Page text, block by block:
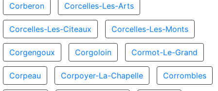
Corberon Corcelles-Les-Arts
Corcelles-Les-Citeaux Corcelles-Les-Monts
Corgengoux Corgoloin Cormot-Le-Grand
Corpeau Corpoyer-La-Chapelle Corrombles